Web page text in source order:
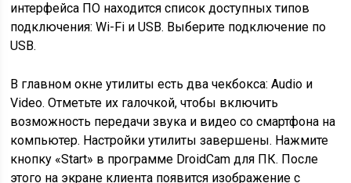
интерфейса ПО находится список доступных типов
подключения: Wi-Fi и USB. Выберите подключение по
USB.
В главном окне утилиты есть два чекбокса: Audio и
Video. Отметьте их галочкой, чтобы включить
возможность передачи звука и видео со смартфона на
компьютер. Настройки утилиты завершены. Нажмите
кнопку «Start» в программе DroidCam для ПК. После
этого на экране клиента появится изображение с